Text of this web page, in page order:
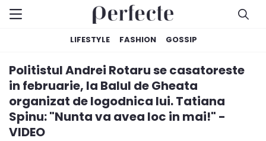
LIFESTYLE FASHION GOSSIP
Politistul Andrei Rotaru se casatoreste
in februarie, la Balul de Gheata
organizat de logodnica lui. Tatiana
Spinu: "Nunta va avea loc in mai!" -
VIDEO